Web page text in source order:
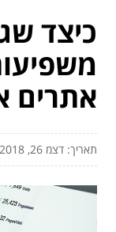
כיצד
אתרים
תאריך: דצמ 26, 2018